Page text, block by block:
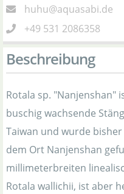
huhu@aquasabi.de
+49 531 2086358
Beschreibung
Rotala sp. "Nanjenshan"
buschig wachsende
Taiwan und wurde
dem Ort Nanjenshan
millimeterbreiten
Rotala wallichii, ist aber